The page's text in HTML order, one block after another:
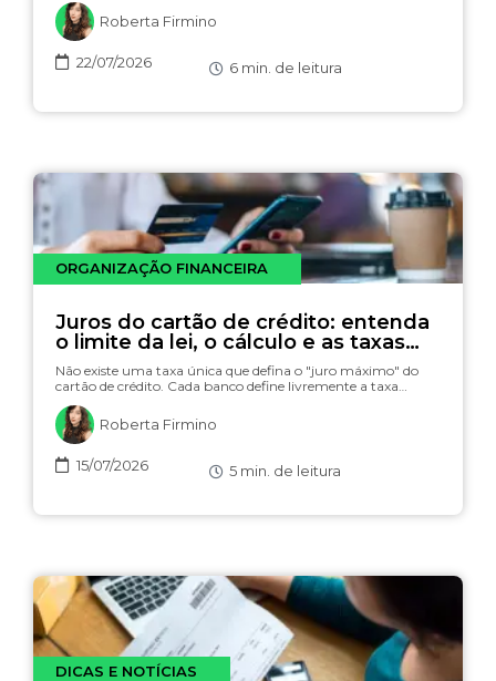
Roberta Firmino
22/07/2026 6 min. de leitura
ORGANIZAÇÃO FINANCEIRA
Juros do cartão de crédito: entenda
o limite da lei, o cálculo e as taxas
(com simulador)
Não existe uma taxa única que defina o "juro máximo" do
cartão de crédito. Cada banco define livremente a taxa…
Roberta Firmino
15/07/2026 5 min. de leitura
DICAS E NOTÍCIAS